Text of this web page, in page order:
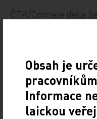
ČTK/Corriere della
Z MEDICÍNY
Sdílejte článek
Obsah je
Informace
laickou